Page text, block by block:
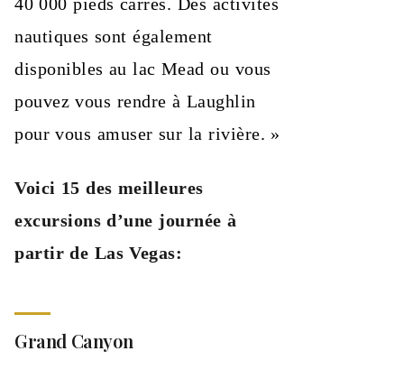
nautiques sont également
disponibles au lac Mead ou vous
pouvez vous rendre à Laughlin
pour vous amuser sur la rivière. »
Voici 15 des meilleures
excursions d’une journée à
partir de Las Vegas:
Grand Canyon